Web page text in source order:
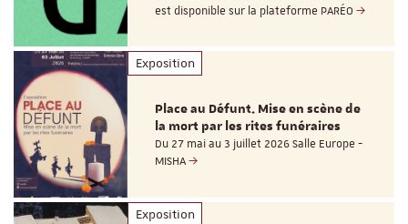
est disponible sur la plateforme PARÉO
Exposition
Place au Défunt. Mise en scène de
la mort par les rites funéraires
Du 27 mai au 3 juillet 2026 Salle Europe -
MISHA
Exposition